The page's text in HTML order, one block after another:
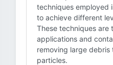
techniques employed
to achieve different
These techniques are
applications and
removing large debris
particles.